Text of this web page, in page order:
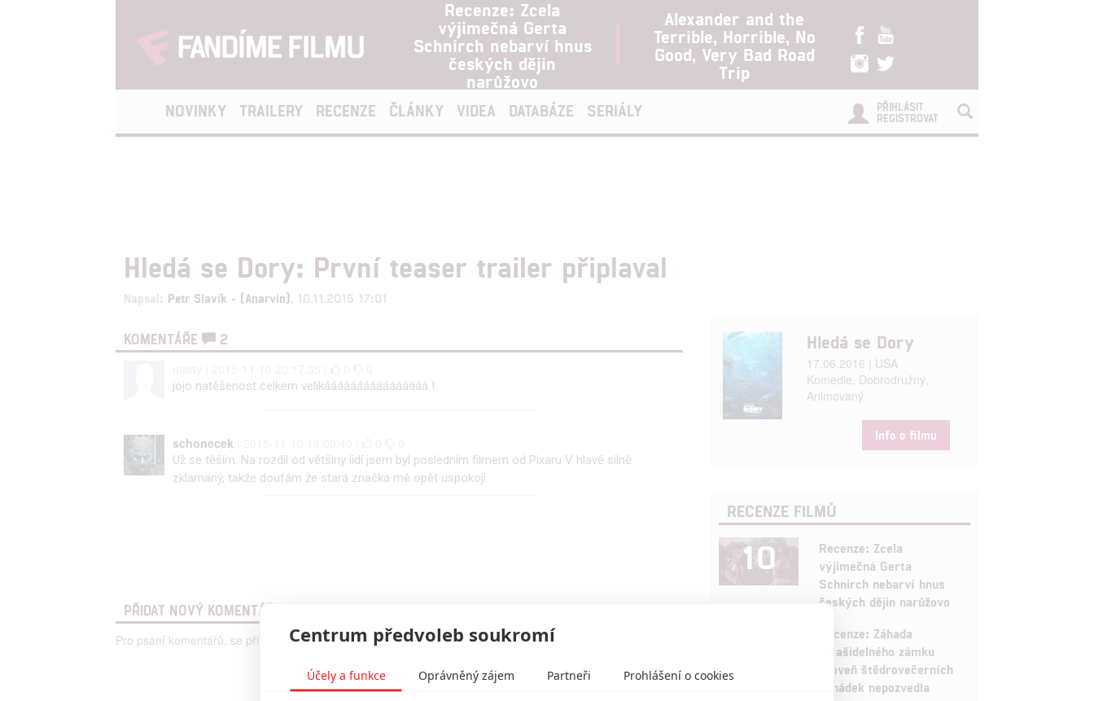
Recenze: Zcela
výjimečná Gerta
Schnirch nebarví hnus
českých dějin
narůžovo
Alexander and the
Terrible, Horrible, No
Good, Very Bad Road
Trip
NOVINKY TRAILERY RECENZE ČLÁNKY VIDEA DATABÁZE SERIÁLY
PŘIHLÁSIT
REGISTROVAT
Hledá se Dory: První teaser trailer připlaval
Napsal: Petr Slavík - (Anarvin) , 10.11.2015 17:01
KOMENTÁŘE
2
jojo natěšenost celkem velikáááááááááááááááá !
schonecek
Už se těším. Na rozdíl od většiny lidí jsem byl posledním filmem od Pixaru V hlavě silně
zklamaný, takže doufám že stará značka mě opět uspokojí.
PŘIDAT NOVÝ KOMENTÁŘ
Pro psaní komentářů, se přihlašte.
Hledá se Dory
17.06.2016 | USA
Komedie, Dobrodružný,
Animovaný
Info o filmu
RECENZE FILMŮ
10
Recenze: Zcela
výjimečná Gerta
Schnirch nebarví hnus
českých dějin narůžovo
Recenze: Záhada
strašidelného zámku
úroveň štědrovečerních
pohádek nepozvedla
Centrum předvoleb soukromí
Účely a funkce Oprávněný zájem Partneři Prohlášení o cookies